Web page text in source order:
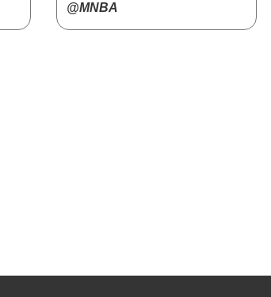
@MNBA